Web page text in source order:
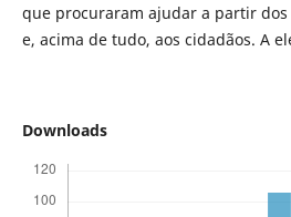
que procuraram ajudar a partir
e, acima de tudo, aos cidadãos. A
Downloads